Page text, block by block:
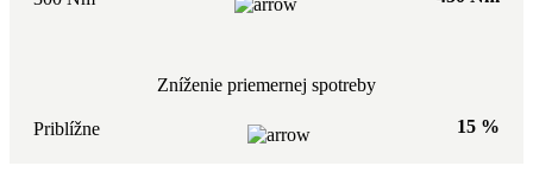
Zníženie priemernej spotreby
Priblížne 15 %